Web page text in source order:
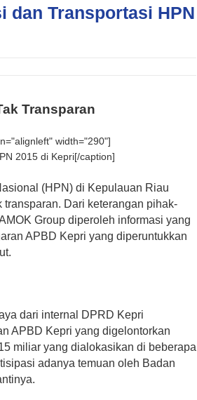
dan Transportasi HPN
Transparan
width="290"]
2015 di Kepri[/caption]
(HPN) di Kepulauan Riau
Dari keterangan pihak-
Group diperoleh informasi yang
APBD Kepri yang diperuntukkan
dari internal DPRD Kepri
APBD Kepri yang digelontorkan
miliar yang dialokasikan di beberapa
adanya temuan oleh Badan